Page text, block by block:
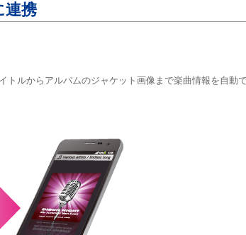
連携
ルからアルバムのジャケット画像まで楽曲情報を自動で